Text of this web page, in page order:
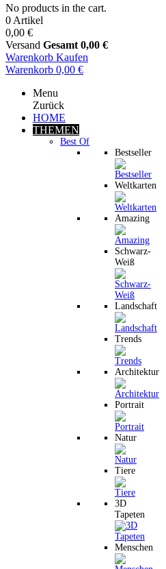
No products in the cart.
0 Artikel
0,00 €
Versand Gesamt 0,00 €
Warenkorb Kaufen
Warenkorb 0,00 €
Menu
Zurück
HOME
THEMEN
Best Of
Bestseller
Weltkarten
Amazing
Schwarz-
Weiß
Landschaft
Trends
Architektur
Portrait
Natur
Tiere
3D
Tapeten
Menschen